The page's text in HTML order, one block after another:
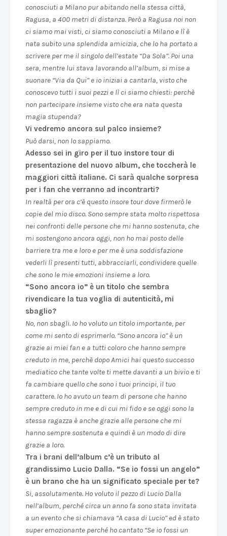
conosciuti a Milano pur abitando nella stessa città,
Ragusa, a 400 metri di distanza. Però a Ragusa noi non
ci siamo mai visti, ci siamo conosciuti a Milano e lì è
nata subito una splendida amicizia, che lo ha portato a
scrivere per me il singolo dell’estate “Da Sola”. Poi una
sera, mentre lui stava lavorando all’album, si mise a
suonare “Via da Qui” e io iniziai a cantarla, visto che
conoscevo tutti i suoi pezzi e lì ci siamo chiesti: perchè
non partecipare insieme visto che era nata questa
magia stupenda?
Vi vedremo ancora sul palco insieme?
Può darsi, non lo sappiamo.
Adesso sei in giro per il tuo instore tour di
presentazione del nuovo album, che toccherà le
maggiori città italiane. Ci sarà qualche sorpresa
per i fan che verranno ad incontrarti?
In realtà per ora c’è questo insore tour dove firmerò le
copie del mio disco. Sono sempre stata molto rispettosa
nei confronti delle persone che mi hanno sostenuta, che
mi sostengono ancora oggi, non ho mai posto delle
barriere tra me e loro e per me è una soddisfazione
vederli lì presenti tutti, abbracciarli, condividere quelle
che sono le mie emozioni insieme a loro.
“Sono ancora io” è un titolo che sembra
rivendicare la tua voglia di autenticità, mi
sbaglio?
No, non sbagli. Io ho voluto un titolo importante, per
come mi sento di esprimerlo. “Sono ancora io” è un
grazie ai miei fan e a tutti coloro che hanno sempre
creduto in me, perchè dopo Amici hai questo successo
mediatico che tante volte ti mette davanti a un bivio e ti
fa cambiare quello che sono i tuoi principi, il tuo
carattere. Io ho avuto un team di persone che hanno
sempre creduto in me e di cui mi fido e se oggi sono la
stessa ragazza è anche grazie alle persone che mi
hanno sempre sostenuta e quindi è un modo di dire
grazie a loro.
Tra i brani dell’album c’è un tributo al
grandissimo Lucio Dalla. “Se io fossi un angelo”
è un brano che ha un significato speciale per te?
Si, assolutamente. Ho voluto il pezzo di Lucio Dalla
nell’album, perché circa un anno fa sono stata invitata
a un evento che si chiamava “A casa di Lucio” ed è stato
super emozionante perché ho cantato “Se io fossi un